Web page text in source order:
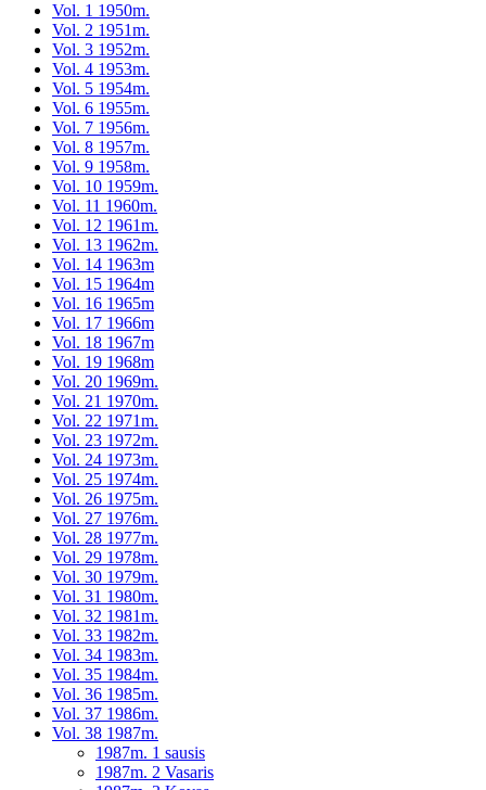
Vol. 1 1950m.
Vol. 2 1951m.
Vol. 3 1952m.
Vol. 4 1953m.
Vol. 5 1954m.
Vol. 6 1955m.
Vol. 7 1956m.
Vol. 8 1957m.
Vol. 9 1958m.
Vol. 10 1959m.
Vol. 11 1960m.
Vol. 12 1961m.
Vol. 13 1962m.
Vol. 14 1963m
Vol. 15 1964m
Vol. 16 1965m
Vol. 17 1966m
Vol. 18 1967m
Vol. 19 1968m
Vol. 20 1969m.
Vol. 21 1970m.
Vol. 22 1971m.
Vol. 23 1972m.
Vol. 24 1973m.
Vol. 25 1974m.
Vol. 26 1975m.
Vol. 27 1976m.
Vol. 28 1977m.
Vol. 29 1978m.
Vol. 30 1979m.
Vol. 31 1980m.
Vol. 32 1981m.
Vol. 33 1982m.
Vol. 34 1983m.
Vol. 35 1984m.
Vol. 36 1985m.
Vol. 37 1986m.
Vol. 38 1987m.
1987m. 1 sausis
1987m. 2 Vasaris